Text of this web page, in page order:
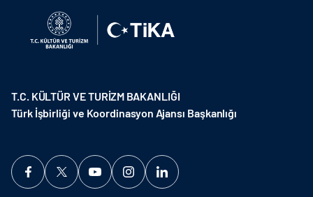
T.C. KÜLTÜR VE TURİZM BAKANLIĞI
Türk İşbirliği ve Koordinasyon Ajansı Başkanlığı